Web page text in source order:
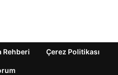
Rehberi Çerez Politikası